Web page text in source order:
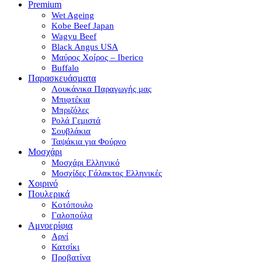
Premium
Wet Ageing
Kobe Beef Japan
Wagyu Beef
Black Angus USA
Μαύρος Χοίρος – Iberico
Buffalo
Παρασκευάσματα
Λουκάνικα Παραγωγής μας
Μπιφτέκια
Μπριζόλες
Ρολά Γεμιστά
Σουβλάκια
Ταψάκια για Φούρνο
Μοσχάρι
Μοσχάρι Ελληνικό
Μοσχίδες Γάλακτος Ελληνικές
Χοιρινό
Πουλερικά
Κοτόπουλο
Γαλοπούλα
Αμνοερίφια
Αρνί
Κατσίκι
Προβατίνα